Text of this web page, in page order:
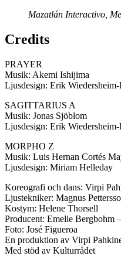
Mazatlán Interactivo,
Credits
PRAYER
Musik: Akemi Ishijima
Ljusdesign: Erik Wiedersheim-
SAGITTARIUS A
Musik: Jonas Sjöblom
Ljusdesign: Erik Wiedersheim-
MORPHO Z
Musik: Luis Hernan Cortés
Ljusdesign: Miriam Helleday
Koreografi och dans: Virpi
Ljustekniker: Magnus
Kostym: Helene Thorsell
Producent: Emelie Bergbohm
Foto: José Figueroa
En produktion av Virpi
Med stöd av Kulturrådet